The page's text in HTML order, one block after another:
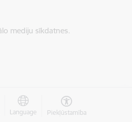
mediju sīkdatnes.
Language Piekļūstamība